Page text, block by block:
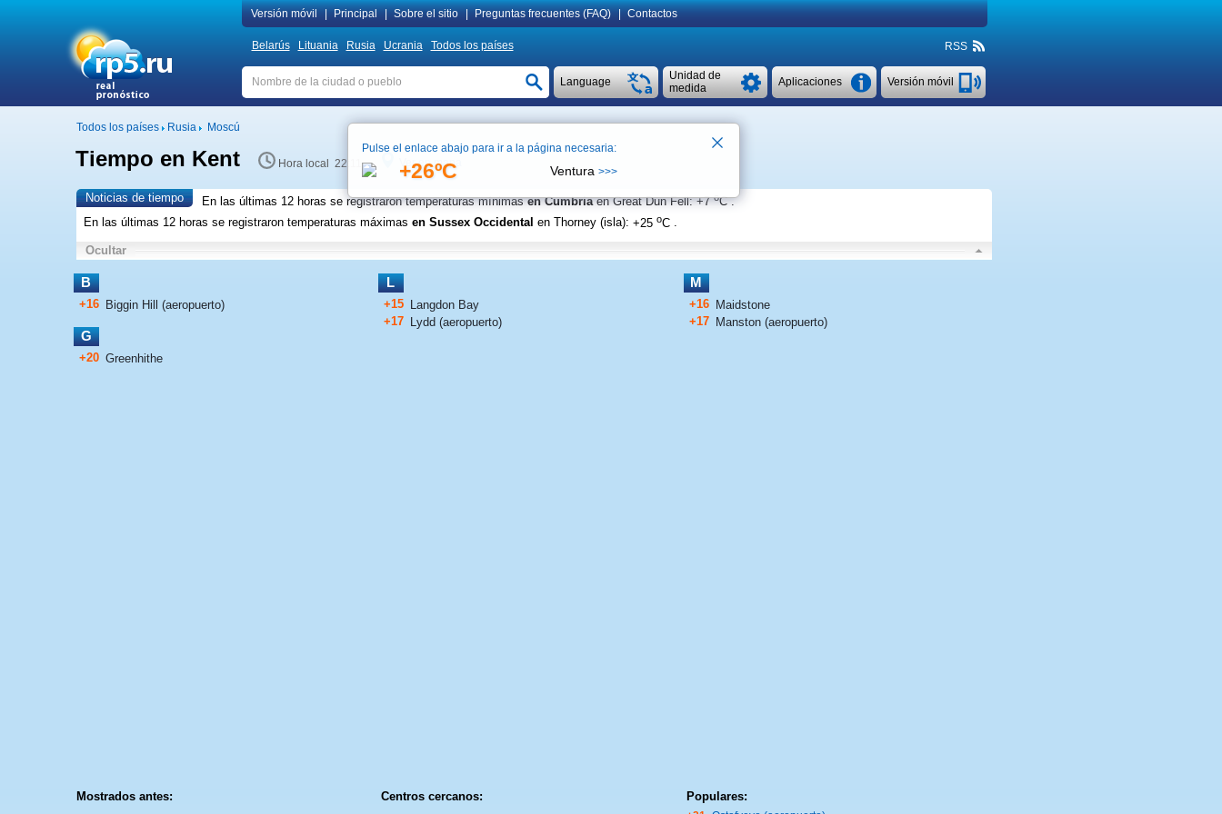
Versión móvil Principal Sobre el sitio Preguntas frecuentes (FAQ) Contactos
Belarús Lituania Rusia Ucrania Todos los países RSS
Versión móvil
Aplicaciones
Unidad de
medida
Language
Todos los países Rusia Moscú
Tiempo en Kent Hora local 22:11 Ver en mapa
Noticias de tiempo En las últimas 12 horas se registraron temperaturas mínimasen Cumbria en Great Dun Fell:+7oC .
En las últimas 12 horas se registraron temperaturas máximas en Sussex Occidental en Thorney (isla): +25 oC .
Ocultar
B
+16 Biggin Hill (aeropuerto)
G
+20 Greenhithe
L
+15 Langdon Bay
+17 Lydd (aeropuerto)
M
+16 Maidstone
+17 Manston (aeropuerto)
Mostrados antes: Centros cercanos: Populares:
Pulse el enlace abajo para ir a la página necesaria:
+26ºC Ventura >>>